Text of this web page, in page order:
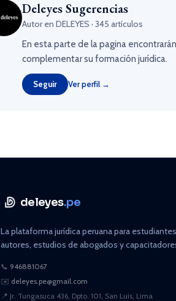
Deleyes Sugerencias
Autor en DELEYES · 345 artículos
En esta parte de la pagina
complementar su formación jurídica.
Seguir Ver perfil →
deleyes.pe
La plataforma jurídica peruana para
autores, estudios de abogados y
📞 946881067
✉️ deleyes.pe@gmail.com
📍 Jr. Tungasuca 436, Dpto. 101, San Luis, Lima